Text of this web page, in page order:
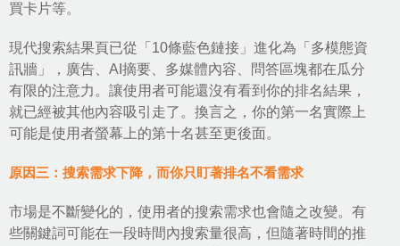
買卡片等。
現代搜索結果頁已從「10條藍色鏈接」進化為「多模態資
訊牆」，廣告、AI摘要、多媒體內容、問答區塊都在瓜分
有限的注意力。讓使用者可能還沒有看到你的排名結果，
就已經被其他內容吸引走了。換言之，你的第一名實際上
可能是使用者螢幕上的第十名甚至更後面。
原因三：搜索需求下降，而你只盯著排名不看需求
市場是不斷變化的，使用者的搜索需求也會隨之改變。有
些關鍵詞可能在一段時間內搜索量很高，但隨著時間的推